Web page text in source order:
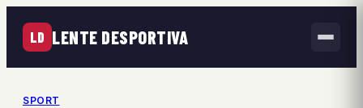
LD LENTE DESPORTIVA
SPORT